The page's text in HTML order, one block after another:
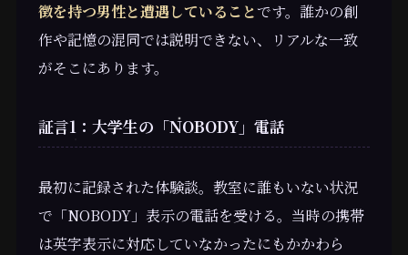
徴を持つ男性と遭遇していることです。誰かの創
作や記憶の混同では説明できない、リアルな一致
がそこにあります。
証言1：大学生の「NOBODY」電話
最初に記録された体験談。教室に誰もいない状況
で「NOBODY」表示の電話を受ける。当時の携帯
は英字表示に対応していなかったにもかかわら